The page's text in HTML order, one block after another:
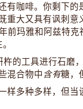
咖啡。你剩下的
重大又具有讽刺
前玛雅和阿兹特
的工具进行石磨
混合物中 含有糖，
样多种多样，但